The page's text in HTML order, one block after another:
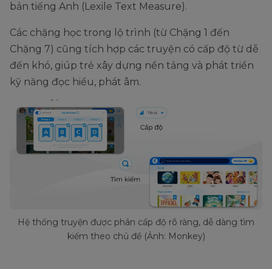
bản tiếng Anh (Lexile Text Measure).
Các chặng học trong lộ trình (từ Chặng 1 đến
Chặng 7) cũng tích hợp các truyện có cấp độ từ dễ
đến khó, giúp trẻ xây dựng nền tảng và phát triển
kỹ năng đọc hiểu, phát âm.
Hệ thống truyện được phân cấp độ rõ ràng, dễ dàng tìm
kiếm theo chủ đề (Ảnh: Monkey)